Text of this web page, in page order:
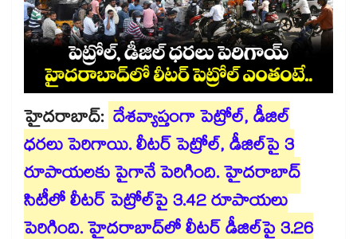
హైదరాబాద్: దేశవ్యాప్తంగా పెట్రోల్, డీజిల్
ధరలు పెరిగాయి. లీటర్ పెట్రోల్, డీజిల్⁭పై 3
రూపాయలకు పైగానే పెరిగింది. హైదరాబాద్
సిటీలో లీటర్ పెట్రోల్⁪పై 3.42 రూపాయలు
పెరిగింది. హైదరాబాద్⁬లో లీటర్ డీజిల్⁬పై 3.26